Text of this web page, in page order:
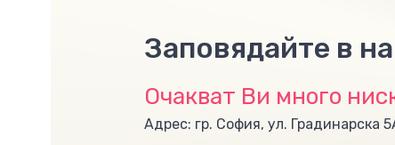
Заповядайте в
Очакват Ви много
Адрес: гр. София, ул. Градинарска